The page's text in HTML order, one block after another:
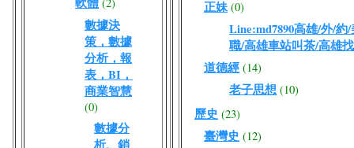
數據決
策，數據
分析，報
表，BI，
商業智慧
(0)
數據分
析、銷
正妹 (0)
Line:md7890高雄/外/
職/高雄車站叫茶/高雄
道德經 (14)
老子思想 (10)
歷史 (23)
臺灣史 (12)